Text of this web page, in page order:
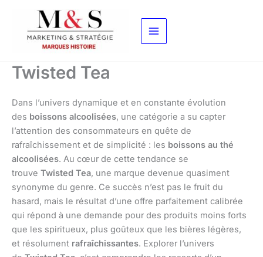
contenu
Twisted Tea
Dans l’univers dynamique et en constante évolution
des boissons alcoolisées, une catégorie a su capter
l’attention des consommateurs en quête de
rafraîchissement et de simplicité : les boissons au thé
alcoolisées. Au cœur de cette tendance se
trouve Twisted Tea, une marque devenue quasiment
synonyme du genre. Ce succès n’est pas le fruit du
hasard, mais le résultat d’une offre parfaitement calibrée
qui répond à une demande pour des produits moins forts
que les spiritueux, plus goûteux que les bières légères,
et résolument rafraîchissantes. Explorer l’univers